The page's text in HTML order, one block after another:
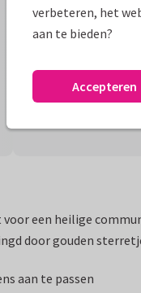
een heilige
door gouden
aan te passen
verbeteren, het
aan te bieden?
Accepteren